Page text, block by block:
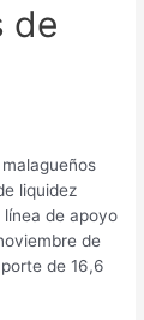
de
liquidez
de apoyo
de
de 16,6